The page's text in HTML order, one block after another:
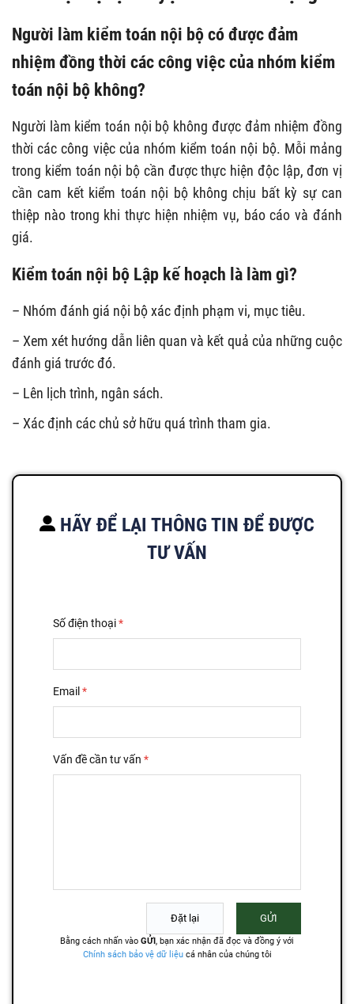
Người làm kiểm toán nội bộ có được đảm
nhiệm đồng thời các công việc của nhóm kiểm
toán nội bộ không?
Người làm kiểm toán nội bộ không được đảm nhiệm đồng
thời các công việc của nhóm kiểm toán nội bộ. Mỗi mảng
trong kiểm toán nội bộ cần được thực hiện độc lập, đơn vị
cần cam kết kiểm toán nội bộ không chịu bất kỳ sự can
thiệp nào trong khi thực hiện nhiệm vụ, báo cáo và đánh
giá.
Kiểm toán nội bộ Lập kế hoạch là làm gì?
– Nhóm đánh giá nội bộ xác định phạm vi, mục tiêu.
– Xem xét hướng dẫn liên quan và kết quả của những cuộc
đánh giá trước đó.
– Lên lịch trình, ngân sách.
– Xác định các chủ sở hữu quá trình tham gia.
HÃY ĐỂ LẠI THÔNG TIN ĐỂ ĐƯỢC
TƯ VẤN